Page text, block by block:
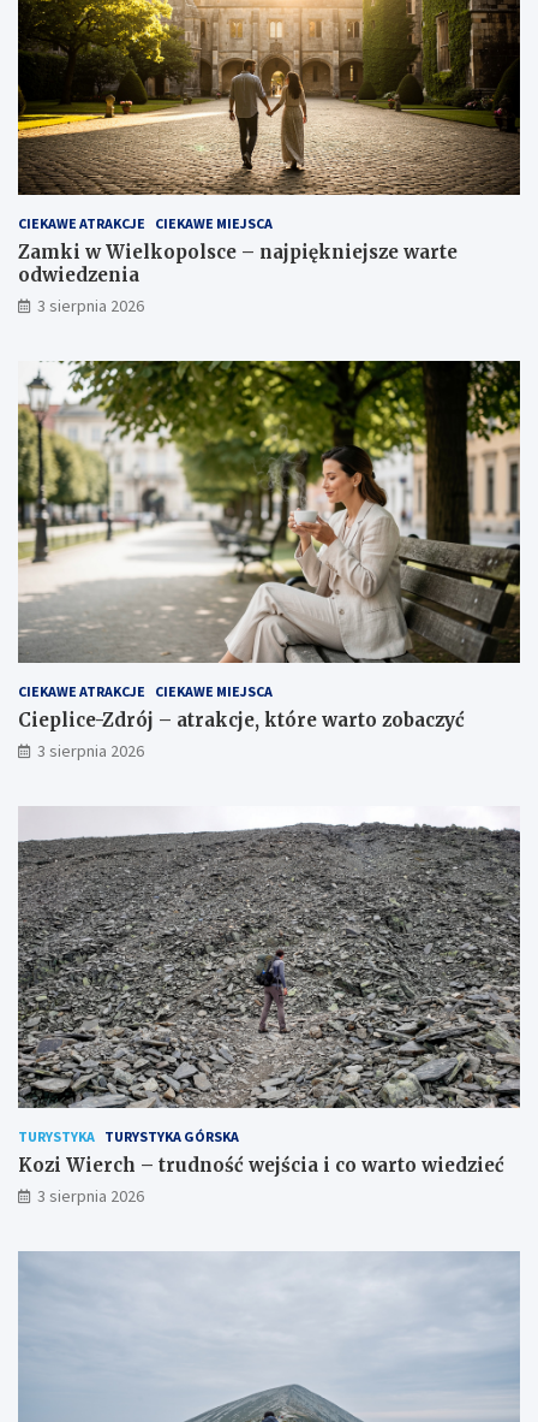
CIEKAWE ATRAKCJE CIEKAWE MIEJSCA
Zamki w Wielkopolsce – najpiękniejsze warte
odwiedzenia
3 sierpnia 2026
CIEKAWE ATRAKCJE CIEKAWE MIEJSCA
Cieplice-Zdrój – atrakcje, które warto zobaczyć
3 sierpnia 2026
TURYSTYKA TURYSTYKA GÓRSKA
Kozi Wierch – trudność wejścia i co warto wiedzieć
3 sierpnia 2026